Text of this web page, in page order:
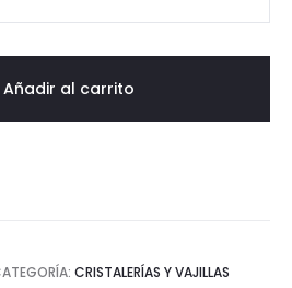
Añadir al carrito
CRISTALERÍAS Y VAJILLAS